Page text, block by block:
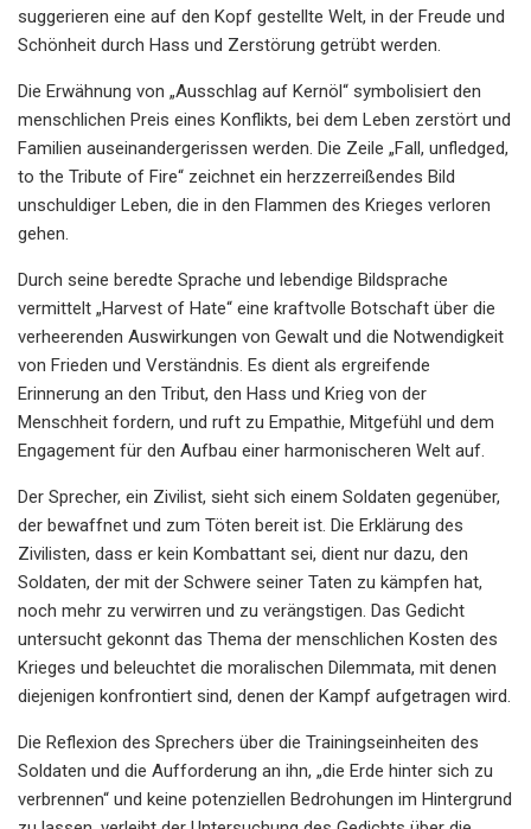
suggerieren eine auf den Kopf gestellte Welt, in der Freude und
Schönheit durch Hass und Zerstörung getrübt werden.
Die Erwähnung von „Ausschlag auf Kernöl“ symbolisiert den
menschlichen Preis eines Konflikts, bei dem Leben zerstört und
Familien auseinandergerissen werden. Die Zeile „Fall, unfledged,
to the Tribute of Fire“ zeichnet ein herzzerreißendes Bild
unschuldiger Leben, die in den Flammen des Krieges verloren
gehen.
Durch seine beredte Sprache und lebendige Bildsprache
vermittelt „Harvest of Hate“ eine kraftvolle Botschaft über die
verheerenden Auswirkungen von Gewalt und die Notwendigkeit
von Frieden und Verständnis. Es dient als ergreifende
Erinnerung an den Tribut, den Hass und Krieg von der
Menschheit fordern, und ruft zu Empathie, Mitgefühl und dem
Engagement für den Aufbau einer harmonischeren Welt auf.
Der Sprecher, ein Zivilist, sieht sich einem Soldaten gegenüber,
der bewaffnet und zum Töten bereit ist. Die Erklärung des
Zivilisten, dass er kein Kombattant sei, dient nur dazu, den
Soldaten, der mit der Schwere seiner Taten zu kämpfen hat,
noch mehr zu verwirren und zu verängstigen. Das Gedicht
untersucht gekonnt das Thema der menschlichen Kosten des
Krieges und beleuchtet die moralischen Dilemmata, mit denen
diejenigen konfrontiert sind, denen der Kampf aufgetragen wird.
Die Reflexion des Sprechers über die Trainingseinheiten des
Soldaten und die Aufforderung an ihn, „die Erde hinter sich zu
verbrennen“ und keine potenziellen Bedrohungen im Hintergrund